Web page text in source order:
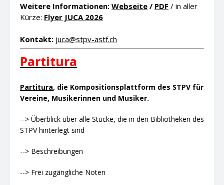
Weitere Informationen: Webseite / PDF / in aller
Kürze: Flyer JUCA 2026
Kontakt: juca@stpv-astf.ch
Partitura
Partitura, die Kompositionsplattform des STPV für
Vereine, Musikerinnen und Musiker.
--> Überblick über alle Stücke, die in den Bibliotheken des
STPV hinterlegt sind
--> Beschreibungen
--> Frei zugängliche Noten